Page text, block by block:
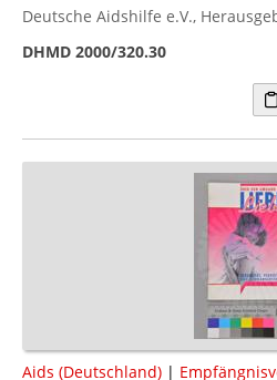
Deutsche Aidshilfe e.V.,
DHMD 2000/320.30
Aids (Deutschland) |